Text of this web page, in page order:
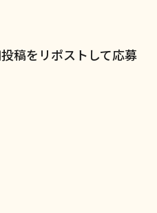
稿をリポストして応募